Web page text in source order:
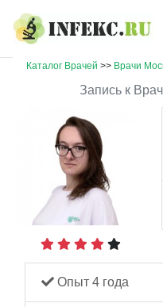
Каталог Врачей >> Врачи
Запись к
Опыт 4 года